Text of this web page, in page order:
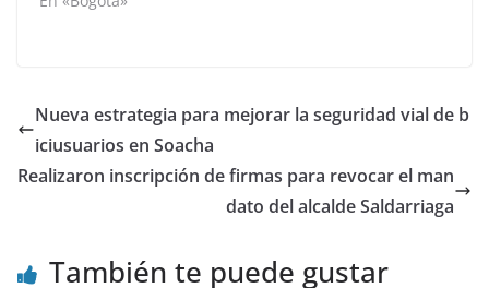
Nueva estrategia para mejorar la seguridad vial de b
iciusuarios en Soacha
Realizaron inscripción de firmas para revocar el man
dato del alcalde Saldarriaga
También te puede gustar